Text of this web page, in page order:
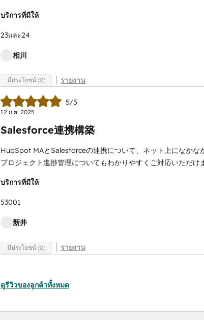
บริการที่มีให้
23และ24
相川
มีประโยชน์ (0) รายงาน
5/5
12 ก.ย. 2025
Salesforce連携構築
HubSpot MAとSalesforceの連携について、ネット上になかな
プロジェクト進捗管理についてもわかりやすくご対応いただけ
บริการที่มีให้
53001
新井
มีประโยชน์ (0) รายงาน
ดูรีวิวของลูกค้าทั้งหมด